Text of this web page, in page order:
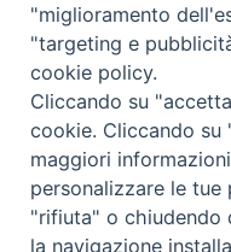
Abbonamento
Abbonamento
Redazione: Pavia,
"miglioramento
"targeting e
cookie policy.
Cliccando su
cookie. Cliccando su
maggiori
personalizzare le tue
"rifiuta" o chiudendo
la navigazione